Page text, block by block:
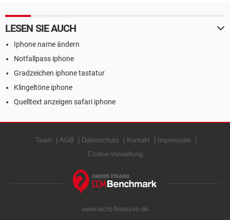
LESEN SIE AUCH
Iphone name ändern
Notfallpass iphone
Gradzeichen iphone tastatur
Klingeltöne iphone
Quelltext anzeigen safari iphone
Team AGB Datenschutz Kontakt
Impressum
Cookie-Verwaltung
www.recht-finanzen.de